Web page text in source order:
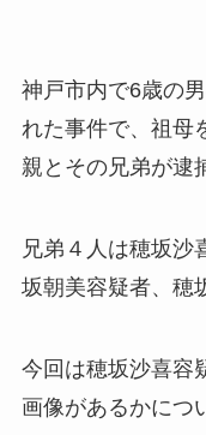
神戸市内で6歳の
れた事件で、祖母
親とその兄弟が逮
兄弟４人は穂坂沙
坂朝美容疑者、穂
今回は穂坂沙喜容
画像があるかにつ